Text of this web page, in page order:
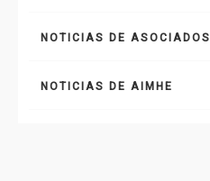
NOTICIAS DE ASOCIADOS
NOTICIAS DE AIMHE